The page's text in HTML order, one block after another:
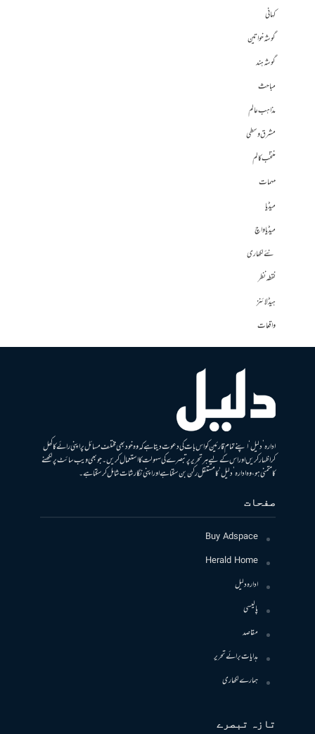
کہانی
گوشہ خواتین
گوشہ ہند
مباحث
مذاہب عالم
مشرق وسطی
منتخب کالم
مہمات
میڈیا
میڈیا واچ
نئے لکھاری
نقطہ نظر
ہیڈلائنز
واقعات
ادارہ ’دلیل‘ اپنے تمام قارئین کو اس بات کی دعوت دیتا ہے کہ وہ خود بھی مختلف مسائل پر اپنی رائے کا کھل
کر اظہار کریں اور اس کے لیے ہر تحریر پر تبصرے کی سہولت کا استعمال کریں۔ جو بھی ویب سائٹ پر لکھنے
کا متمنی ہو، وہ ادارہ ’دلیل‘ کا مستقل رکن بن سکتا ہے اور اپنی نگارشات شامل کرسکتا ہے۔
صفحات
Buy Adspace
Herald Home
ادارہ دلیل
پالیسی
مقاصد
ہدایات برائے تحریر
ہمارے لکھاری
تازہ تبصرے